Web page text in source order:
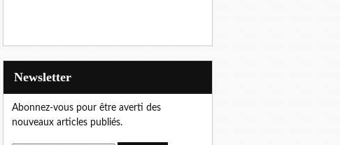
Newsletter
Abonnez-vous pour être averti des
nouveaux articles publiés.